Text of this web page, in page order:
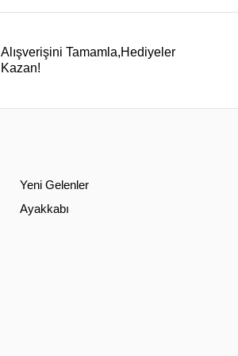
Alışverişini Tamamla,Hediyeler
Kazan!
Yeni Gelenler
Ayakkabı